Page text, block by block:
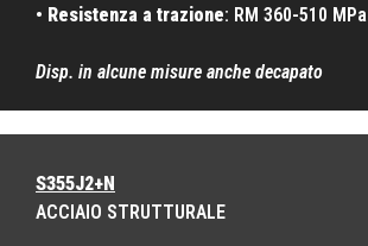
• Resistenza a trazione: RM 360-510 MPa
Disp. in alcune misure anche decapato
S355J2+N
ACCIAIO STRUTTURALE